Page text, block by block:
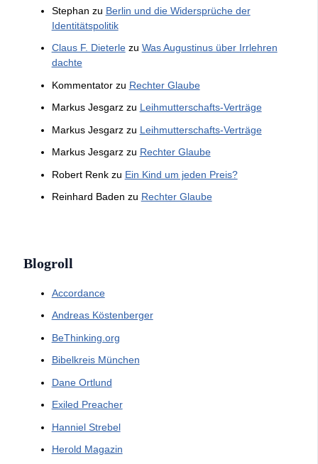
Stephan zu Berlin und die Widersprüche der
Identitätspolitik
Claus F. Dieterlezu Was Augustinus über Irrlehren
dachte
Kommentatorzu Rechter Glaube
Markus Jesgarzzu Leihmutterschafts-Verträge
Markus Jesgarzzu Leihmutterschafts-Verträge
Markus Jesgarzzu Rechter Glaube
Robert Renkzu Ein Kind um jeden Preis?
Reinhard Baden zu Rechter Glaube
Blogroll
Accordance
Andreas Köstenberger
BeThinking.org
Bibelkreis München
Dane Ortlund
Exiled Preacher
Hanniel Strebel
Herold Magazin